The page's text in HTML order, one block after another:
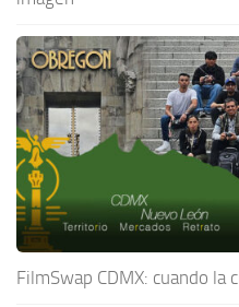
FilmSwap CDMX: cuando la